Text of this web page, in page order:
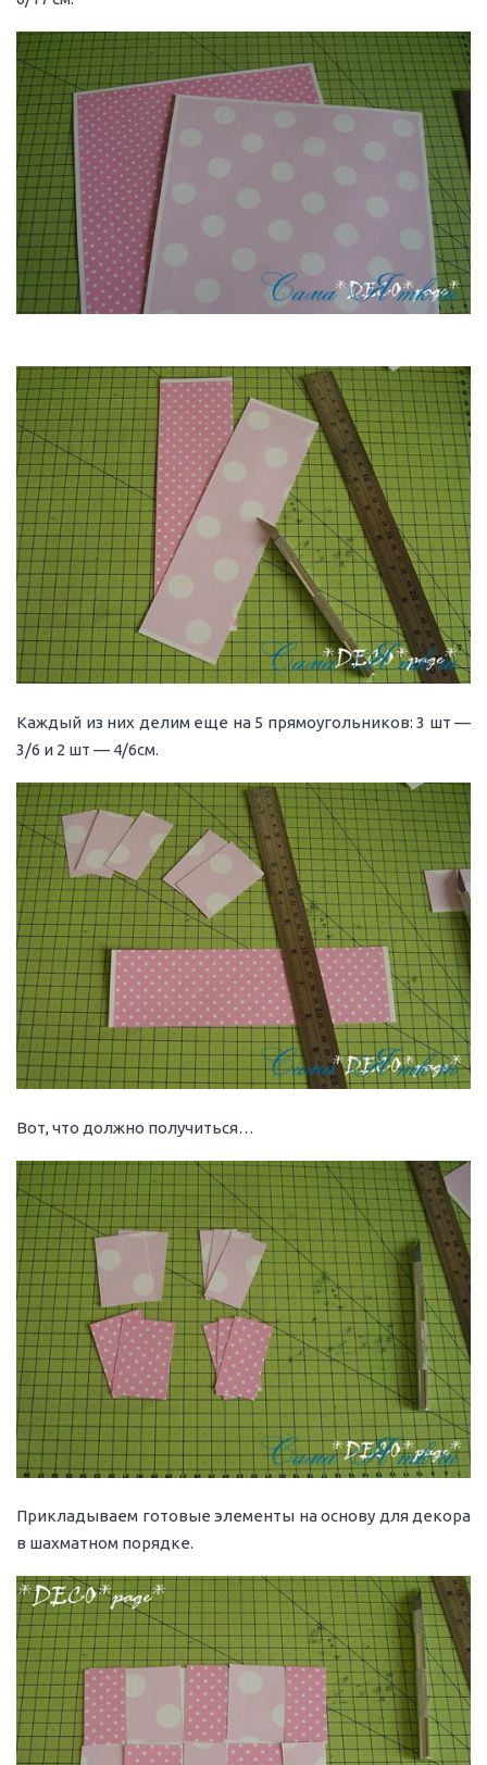
Каждый из них делим еще на 5 прямоугольников: 3 шт —
3/6 и 2 шт — 4/6см.
Вот, что должно получиться…
Прикладываем готовые элементы на основу для декора
в шахматном порядке.